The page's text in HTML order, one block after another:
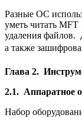
Разные ОС
уметь читать
удаления файлов.
а также
Глава 2.
2.1. Аппаратное
Набор